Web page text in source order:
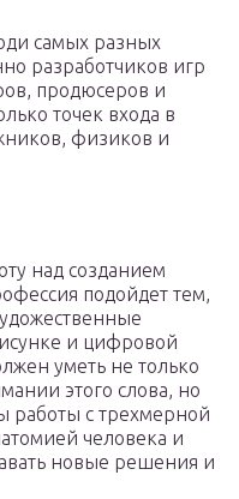
самых разных
разработчиков игр
продюсеров и
точек входа в
физиков и
над созданием
подойдет тем,
и цифровой
уметь не только
этого слова, но
работы с трехмерной
человека и
новые решения и